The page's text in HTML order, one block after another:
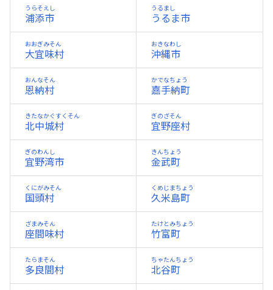
浦添市
うらそえし
うるま市
うるまし
大宜味村
おおぎみそん
沖縄市
おきなわし
恩納村
おんなそん
嘉手納町
かでなちょう
北中城村
きたなかぐすくそん
宜野座村
ぎのざそん
宜野湾市
ぎのわんし
金武町
きんちょう
国頭村
くにがみそん
久米島町
くめじまちょう
座間味村
ざまみそん
竹富町
たけとみちょう
多良間村
たらまそん
北谷町
ちゃたんちょう